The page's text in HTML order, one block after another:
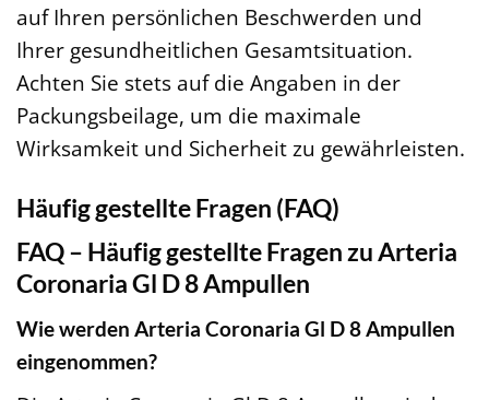
auf Ihren persönlichen Beschwerden und
Ihrer gesundheitlichen Gesamtsituation.
Achten Sie stets auf die Angaben in der
Packungsbeilage, um die maximale
Wirksamkeit und Sicherheit zu gewährleisten.
Häufig gestellte Fragen (FAQ)
FAQ – Häufig gestellte Fragen zu Arteria
Coronaria Gl D 8 Ampullen
Wie werden Arteria Coronaria Gl D 8 Ampullen
eingenommen?